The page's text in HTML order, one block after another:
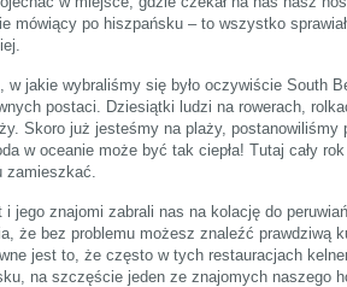
mówiący po hiszpańsku – to wszystko
w jakie wybraliśmy się było oczywiście South
postaci. Dziesiątki ludzi na rowerach,
Skoro już jesteśmy na plaży, postanowiliśmy
w oceanie może być tak ciepła! Tutaj cały
zamieszkać.
jego znajomi zabrali nas na kolację do
że bez problemu możesz znaleźć prawdziwą
jest to, że często w tych restauracjach
na szczęście jeden ze znajomych naszego